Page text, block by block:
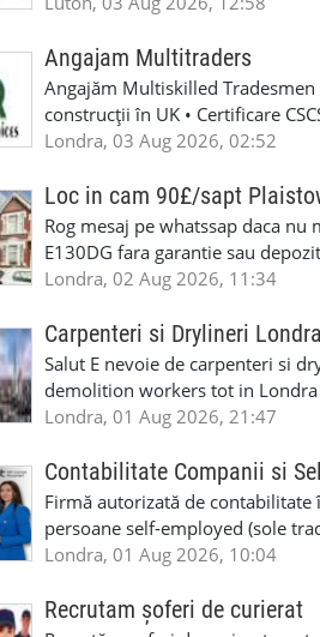
Angajam Multitraders
Angajăm Multiskilled
construcții în UK • Certificare
specializate (căutăm
interioare • Permis de
(reprezintă un avantaj
performanță • £200 – £250 pe
posibilități reale de avansare •
oră pauză de masă) •
Londra, 03 Aug 2026, 02:52
Loc in cam 90£/sapt
Rog mesaj pe whatssap daca nu
E130DG fara garantie sau
fiecare pat beneficiaza de dulap
saptaminal fara garantie sau
de 1/sapt) -tel- 07440366084
Londra, 02 Aug 2026, 11:34
Carpenteri si Drylineri Londra
Salut E nevoie de carpenteri si
demolition workers tot in
Londra, 01 Aug 2026, 21:47
Contabilitate Companii si
Firmă autorizată de contabilitate
persoane self-employed (sole
închiriate (landlords) Serviciile
HMRC: PAYE / VAT / CIS ✔
Londra, 01 Aug 2026, 10:04
Recrutam șoferi de curierat